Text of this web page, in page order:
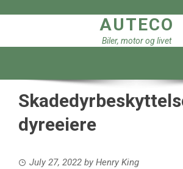
AUTECO
Biler, motor og livet
dyreeiere
July 27, 2022 by Henry King